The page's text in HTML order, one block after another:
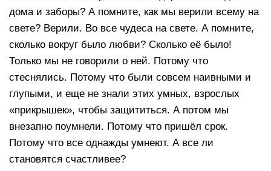
дома и заборы? А помните, как мы верили всему на
свете? Верили. Во все чудеса на свете. А помните,
сколько вокруг было любви? Сколько её было!
Только мы не говорили о ней. Потому что
стеснялись. Потому что были совсем наивными и
глупыми, и еще не знали этих умных, взрослых
«прикрышек», чтобы защититься. А потом мы
внезапно поумнели. Потому что пришёл срок.
Потому что все однажды умнеют. А все ли
становятся счастливее?